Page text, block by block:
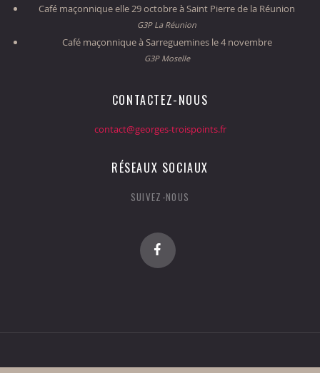
Café maçonnique elle 29 octobre à Saint Pierre de la Réunion
G3P La Réunion
Café maçonnique à Sarreguemines le 4 novembre
G3P Moselle
CONTACTEZ-NOUS
contact@georges-troispoints.fr
RÉSEAUX SOCIAUX
SUIVEZ-NOUS